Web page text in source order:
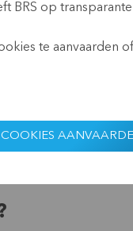
delegatie van
customer
naar innovatie
de klant, ze
en danken
BRS op
te aanvaarden
COOKIES